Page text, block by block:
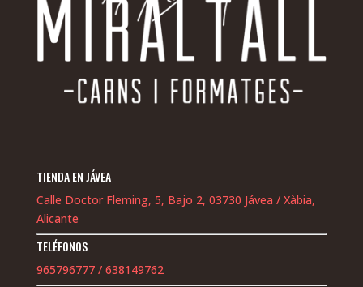
TIENDA EN JÁVEA
Calle Doctor Fleming, 5, Bajo 2, 03730 Jávea / Xàbia,
Alicante
TELÉFONOS
965796777/ 638149762